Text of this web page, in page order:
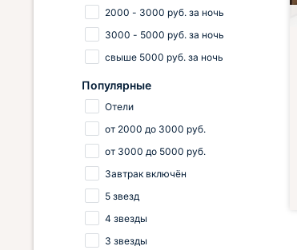
2000 - 3000 руб. за ночь
3000 - 5000 руб. за ночь
свыше 5000 руб. за ночь
Популярные
Отели
от 2000 до 3000 руб.
от 3000 до 5000 руб.
Завтрак включён
5 звезд
4 звезды
3 звезды